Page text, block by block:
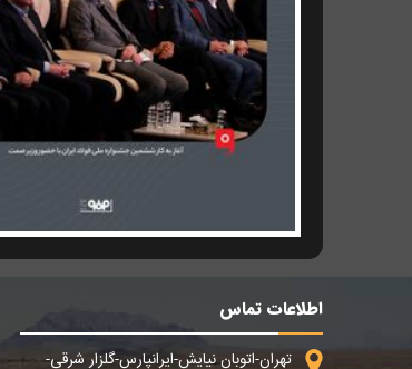
اطلاعات تماس
تهران-اتوبان نیایش-ایرانپارس-گلزار شرقی-